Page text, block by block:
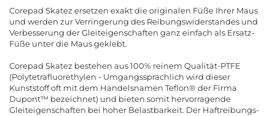
Corepad Skatez ersetzen exakt die originalen Füße Ihrer Maus
und werden zur Verringerung des Reibungswiderstandes und
Verbesserung der Gleiteigenschaften ganz einfach als Ersatz-
Füße unter die Maus geklebt.
Corepad Skatez bestehen aus 100% reinem Qualität-PTFE
(Polytetrafluorethylen - Umgangssprachlich wird dieser
Kunststoff oft mit dem Handelsnamen Teflon® der Firma
Dupont™ bezeichnet) und bieten somit hervorragende
Gleiteigenschaften bei hoher Belastbarkeit. Der Haftreibungs-